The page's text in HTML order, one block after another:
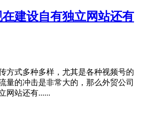
建设自有独立网站还有
方式多种多样，尤其是各种视频号的
量的冲击是非常大的，那么外贸公司
网站还有......